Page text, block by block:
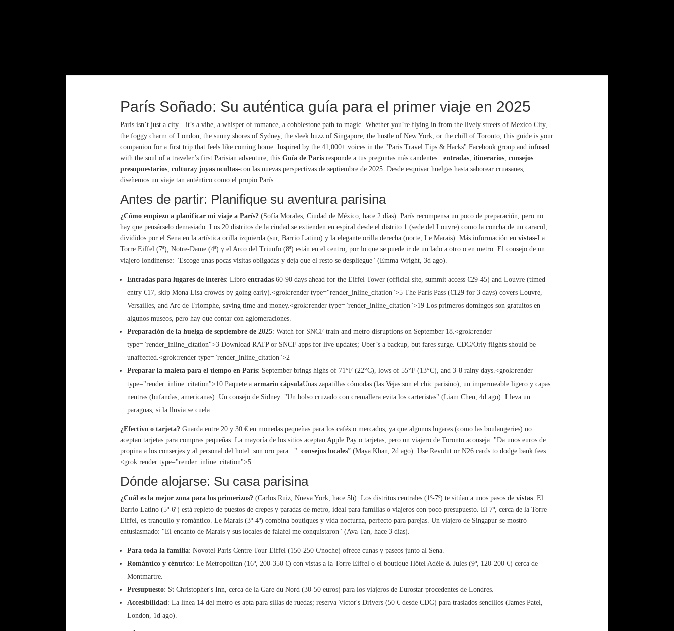
París Soñado: Su auténtica guía para el primer viaje en 2025
Paris isn’t just a city—it’s a vibe, a whisper of romance, a cobblestone path to magic. Whether you’re flying in from the lively streets of Mexico City,
the foggy charm of London, the sunny shores of Sydney, the sleek buzz of Singapore, the hustle of New York, or the chill of Toronto, this guide is your
companion for a first trip that feels like coming home. Inspired by the 41,000+ voices in the "Paris Travel Tips & Hacks" Facebook group and infused
with the soul of a traveler’s first Parisian adventure, this Guía de París responde a tus preguntas más candentes... entradas itinerarios consejos
presupuestarios culturay joyas ocultas-con las nuevas perspectivas de septiembre de 2025. Desde esquivar huelgas hasta saborear cruasanes,
diseñemos un viaje tan auténtico como el propio París.
Antes de partir: Planifique su aventura parisina
¿Cómo empiezo a planificar mi viaje a París? (Sofía Morales, Ciudad de México, hace 2 días): París recompensa un poco de preparación, pero no
hay que pensárselo demasiado. Los 20 distritos de la ciudad se extienden en espiral desde el distrito 1 (sede del Louvre) como la concha de un caracol,
divididos por el Sena en la artística orilla izquierda (sur, Barrio Latino) y la elegante orilla derecha (norte, Le Marais). Más información en vistas-La
Torre Eiffel (7ª), Notre-Dame (4ª) y el Arco del Triunfo (8ª) están en el centro, por lo que se puede ir de un lado a otro o en metro. El consejo de un
viajero londinense: "Escoge unas pocas visitas obligadas y deja que el resto se despliegue" (Emma Wright, 3d ago).
Entradas para lugares de interés: Libro entradas 60-90 days ahead for the Eiffel Tower (official site, summit access €29-45) and Louvre (timed
entry €17, skip Mona Lisa crowds by going early).<grok:render type="render_inline_citation">5 The Paris Pass (€129 for 3 days) covers Louvre,
Versailles, and Arc de Triomphe, saving time and money.<grok:render type="render_inline_citation">19 Los primeros domingos son gratuitos en
algunos museos, pero hay que contar con aglomeraciones.
Preparación de la huelga de septiembre de 2025: Watch for SNCF train and metro disruptions on September 18.<grok:render
type="render_inline_citation">3 Download RATP or SNCF apps for live updates; Uber’s a backup, but fares surge. CDG/Orly flights should be
unaffected.<grok:render type="render_inline_citation">2
Preparar la maleta para el tiempo en París: September brings highs of 71°F (22°C), lows of 55°F (13°C), and 3-8 rainy days.<grok:render
type="render_inline_citation">10 Paquete a armario cápsulaUnas zapatillas cómodas (las Vejas son el chic parisino), un impermeable ligero y capas
neutras (bufandas, americanas). Un consejo de Sidney: "Un bolso cruzado con cremallera evita los carteristas" (Liam Chen, 4d ago). Lleva un
paraguas, si la lluvia se cuela.
¿Efectivo o tarjeta? Guarda entre 20 y 30 € en monedas pequeñas para los cafés o mercados, ya que algunos lugares (como las boulangeries) no
aceptan tarjetas para compras pequeñas. La mayoría de los sitios aceptan Apple Pay o tarjetas, pero un viajero de Toronto aconseja: "Da unos euros de
propina a los conserjes y al personal del hotel: son oro para...". consejos locales” (Maya Khan, 2d ago). Use Revolut or N26 cards to dodge bank fees.
<grok:render type="render_inline_citation">5
Dónde alojarse: Su casa parisina
¿Cuál es la mejor zona para los primerizos? (Carlos Ruiz, Nueva York, hace 5h): Los distritos centrales (1º-7º) te sitúan a unos pasos de vistas . El
Barrio Latino (5º-6º) está repleto de puestos de crepes y paradas de metro, ideal para familias o viajeros con poco presupuesto. El 7º, cerca de la Torre
Eiffel, es tranquilo y romántico. Le Marais (3º-4º) combina boutiques y vida nocturna, perfecto para parejas. Un viajero de Singapur se mostró
entusiasmado: "El encanto de Marais y sus locales de falafel me conquistaron" (Ava Tan, hace 3 días).
Para toda la familia: Novotel Paris Centre Tour Eiffel (150-250 €/noche) ofrece cunas y paseos junto al Sena.
Romántico y céntrico: Le Metropolitan (16º, 200-350 €) con vistas a la Torre Eiffel o el boutique Hôtel Adèle & Jules (9º, 120-200 €) cerca de
Montmartre.
Presupuesto: St Christopher's Inn, cerca de la Gare du Nord (30-50 euros) para los viajeros de Eurostar procedentes de Londres.
Accesibilidad : La línea 14 del metro es apta para sillas de ruedas; reserva Victor's Drivers (50 € desde CDG) para traslados sencillos (James Patel,
London, 1d ago).